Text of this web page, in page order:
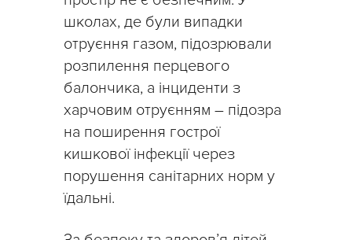
школах, де були випадки
отруєння газом, підозрювали
розпилення перцевого
балончика, а інциденти з
харчовим отруєнням – підозра
на поширення гострої
кишкової інфекції через
порушення санітарних норм у
їдальні.